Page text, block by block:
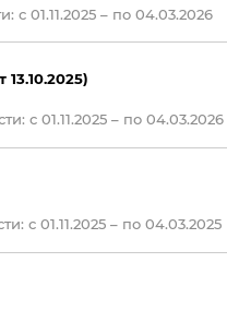
с 01.11.2025 – по 04.03.2026
с 01.11.2025 – по 04.03.2026
с 01.11.2025 – по 04.03.2025